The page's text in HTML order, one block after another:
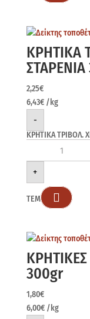
ΚΡΗΤΙΚΑ
2,25€
6,43€ /kg
-
ΚΡΗΤΙΚΑ ΤΡΙΒΟΛ.
+
ΤΕΜ 
300gr
1,80€
6,00€ /kg